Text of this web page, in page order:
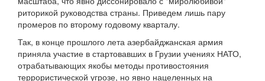
риторикой руководства страны. Приведем лишь пару
промеров по второму годовому кварталу.
Так, в конце прошлого лета азербайджанская армия
приняла участие в стартовавших в Грузии учениях НАТО,
отрабатывающих якобы методы противостояния
террористической угрозе, но явно нацеленных на